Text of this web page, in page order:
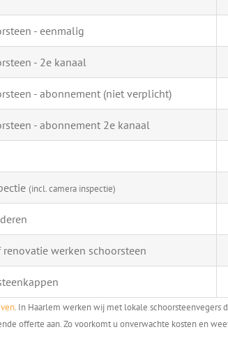
- eenmalig
- 2e kanaal
- abonnement (niet verplicht)
- abonnement 2e kanaal
(incl. camera inspectie)
renovatie werken schoorsteen
. In Haarlem werken wij met lokale schoorsteenvegers
offerte aan. Zo voorkomt u onverwachte kosten en